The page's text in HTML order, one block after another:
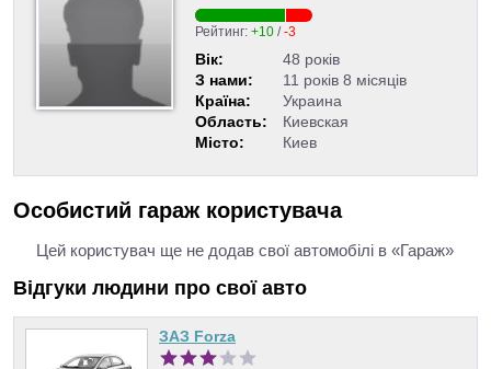
Рейтинг: +10 /-3
Вік:
48 років
З нами:
11 років 8 місяців
Країна:
Украина
Область:
Киевская
Місто:
Киев
Особистий гараж користувача
Цей користувач ще не додав свої автомобілі в «Гараж»
Відгуки людини про свої авто
ЗАЗ Forza